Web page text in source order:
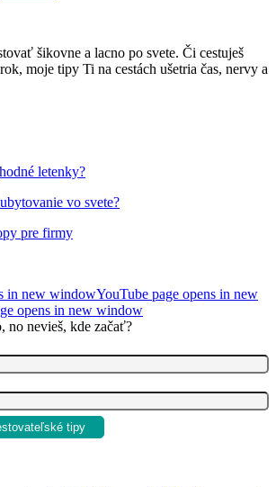
šikovne a lacno po svete. Či cestuješ
moje tipy Ti na cestách ušetria čas, nervy a
letenky?
vo svete?
pre firmy
in new windowYouTube page opens in new
opens in new window
no nevieš, kde začať?